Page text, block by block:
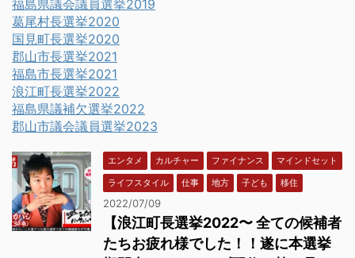
福島県議会議員選挙2019
葛尾村長選挙2020
国見町長選挙2020
郡山市長選挙2021
福島市長選挙2021
浪江町長選挙2022
福島県議補欠選挙2022
郡山市議会議員選挙2023
エンタメ カルチャー ファイナンス
マインドセット
ライフスタイル
仕事 地方 子ども 移住
2022/07/09
【浪江町長選挙2022〜 全ての候補者
たちお疲れ様でした！！遂に本選挙